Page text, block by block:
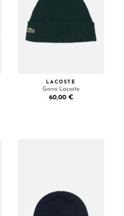
LACOSTE
Gorro Lacoste
60,00 €